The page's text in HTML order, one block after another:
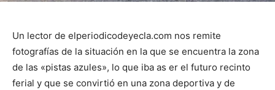
Un lector de elperiodicodeyecla.com nos remite
fotografías de la situación en la que se encuentra la zona
de las «pistas azules», lo que iba as er el futuro recinto
ferial y que se convirtió en una zona deportiva y de